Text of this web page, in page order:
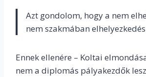
Azt gondolom, hogy a nem
nem szakmában
Ennek ellenére – Koltai
nem a diplomás pályakezdők